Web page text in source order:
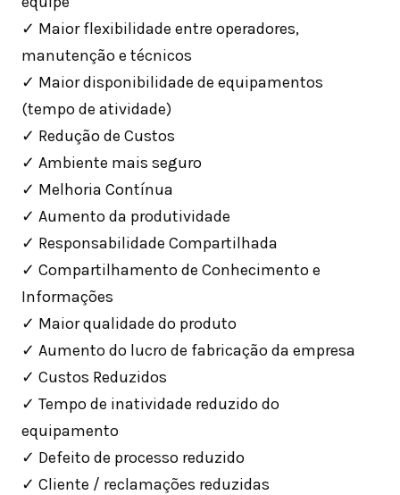
✓ Maior flexibilidade entre operadores,
manutenção e técnicos
✓ Maior disponibilidade de equipamentos
(tempo de atividade)
✓ Redução de Custos
✓ Ambiente mais seguro
✓ Melhoria Contínua
✓ Aumento da produtividade
✓ Responsabilidade Compartilhada
✓ Compartilhamento de Conhecimento e
Informações
✓ Maior qualidade do produto
✓ Aumento do lucro de fabricação da empresa
✓ Custos Reduzidos
✓ Tempo de inatividade reduzido do
equipamento
✓ Defeito de processo reduzido
✓ Cliente / reclamações reduzidas